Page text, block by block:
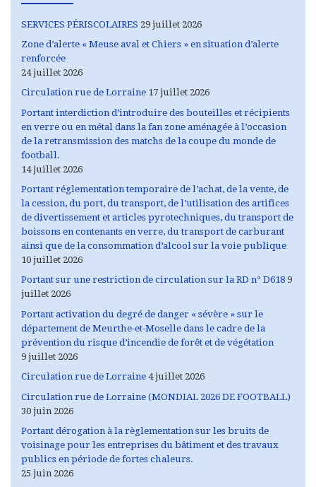
SERVICES PÉRISCOLAIRES 29 juillet 2026
Zone d’alerte « Meuse aval et Chiers » en situation d’alerte
renforcée
24 juillet 2026
Circulation rue de Lorraine 17 juillet 2026
Portant interdiction d’introduire des bouteilles et récipients
en verre ou en métal dans la fan zone aménagée à l’occasion
de la retransmission des matchs de la coupe du monde de
football.
14 juillet 2026
Portant réglementation temporaire de l’achat, de la vente, de
la cession, du port, du transport, de l’utilisation des artifices
de divertissement et articles pyrotechniques, du transport de
boissons en contenants en verre, du transport de carburant
ainsi que de la consommation d’alcool sur la voie publique
10 juillet 2026
Portant sur une restriction de circulation sur la RD n° D618 9
juillet 2026
Portant activation du degré de danger « sévère » sur le
département de Meurthe-et-Moselle dans le cadre de la
prévention du risque d’incendie de forêt et de végétation
9 juillet 2026
Circulation rue de Lorraine 4 juillet 2026
Circulation rue de Lorraine (MONDIAL 2026 DE FOOTBALL)
30 juin 2026
Portant dérogation à la règlementation sur les bruits de
voisinage pour les entreprises du bâtiment et des travaux
publics en période de fortes chaleurs.
25 juin 2026